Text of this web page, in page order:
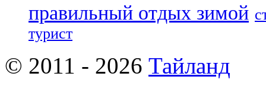
правильный отдых зимой
турист
© 2011 - 2026 Тайланд